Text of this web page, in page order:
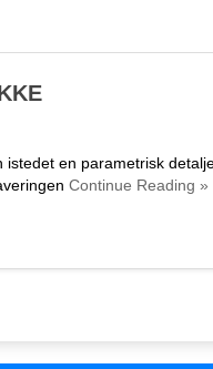
istedet en parametrisk
Continue Reading »